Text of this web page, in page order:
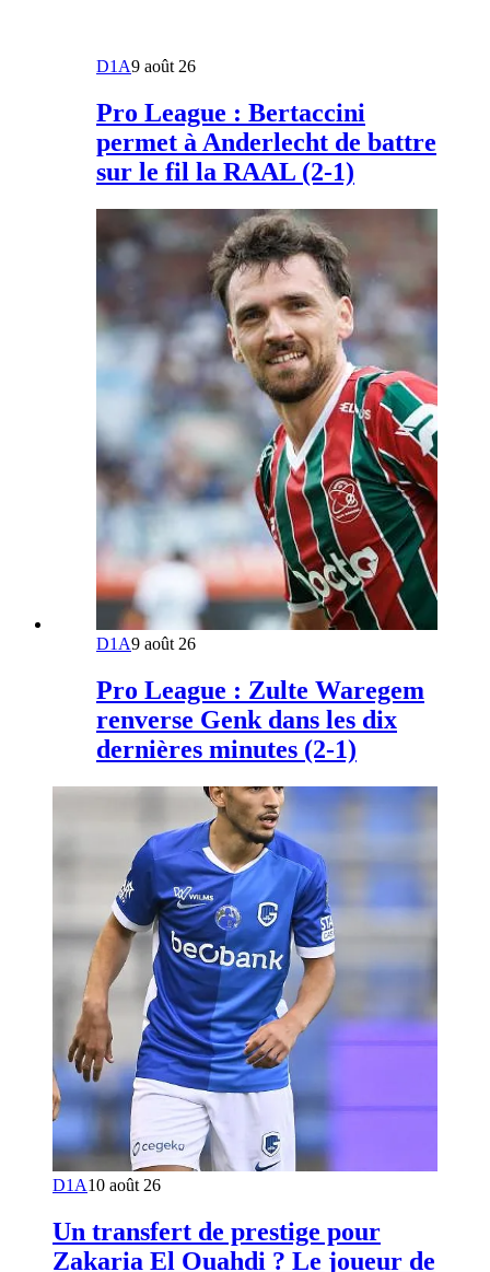
D1A9 août 26
Pro League : Bertaccini
permet à Anderlecht de battre
sur le fil la RAAL (2-1)
D1A9 août 26
Pro League : Zulte Waregem
renverse Genk dans les dix
dernières minutes (2-1)
D1A10 août 26
Un transfert de prestige pour
Zakaria El Ouahdi ? Le joueur de